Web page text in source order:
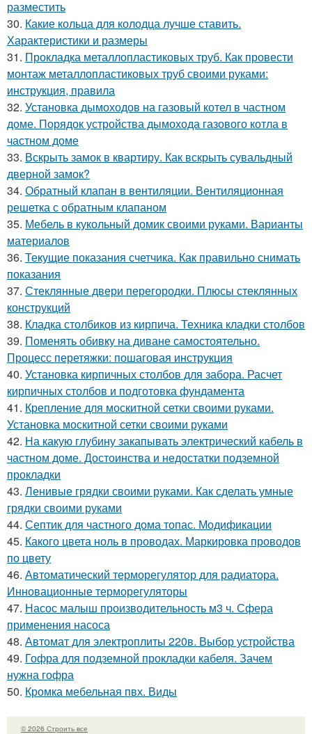
разместить
30. Какие кольца для колодца лучше ставить.
Характеристики и размеры
31. Прокладка металлопластиковых труб. Как провести
монтаж металлопластиковых труб своими руками:
инструкция, правила
32. Установка дымоходов на газовый котел в частном
доме. Порядок устройства дымохода газового котла в
частном доме
33. Вскрыть замок в квартиру. Как вскрыть сувальдный
дверной замок?
34. Обратный клапан в вентиляции. Вентиляционная
решетка с обратным клапаном
35. Мебель в кукольный домик своими руками. Варианты
материалов
36. Текущие показания счетчика. Как правильно снимать
показания
37. Стеклянные двери перегородки. Плюсы стеклянных
конструкций
38. Кладка столбиков из кирпича. Техника кладки столбов
39. Поменять обивку на диване самостоятельно.
Процесс перетяжки: пошаговая инструкция
40. Установка кирпичных столбов для забора. Расчет
кирпичных столбов и подготовка фундамента
41. Крепление для москитной сетки своими руками.
Установка москитной сетки своими руками
42. На какую глубину закапывать электрический кабель в
частном доме. Достоинства и недостатки подземной
прокладки
43. Ленивые грядки своими руками. Как сделать умные
грядки своими руками
44. Септик для частного дома топас. Модификации
45. Какого цвета ноль в проводах. Маркировка проводов
по цвету
46. Автоматический терморегулятор для радиатора.
Инновационные терморегуляторы
47. Насос малыш производительность м3 ч. Сфера
применения насоса
48. Автомат для электроплиты 220в. Выбор устройства
49. Гофра для подземной прокладки кабеля. Зачем
нужна гофра
50. Кромка мебельная пвх. Виды
© 2026 Строить все